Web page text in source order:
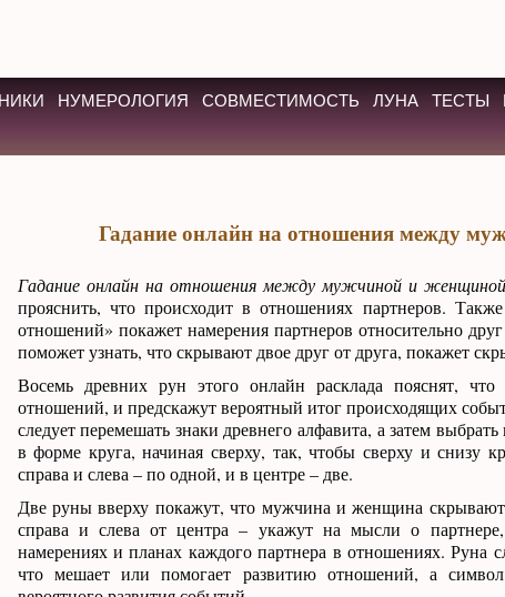
НУМЕРОЛОГИЯ СОВМЕСТИМОСТЬ ЛУНА ТЕСТЫ
Гадание онлайн на отношения между
Гадание онлайн на отношения между мужчиной и женщиной
прояснить, что происходит в отношениях партнеров.
отношений» покажет намерения партнеров относительно
поможет узнать, что скрывают двое друг от друга, покажет
Восемь древних рун этого онлайн расклада пояснят,
отношений, и предскажут вероятный итог происходящих
следует перемешать знаки древнего алфавита, а затем
в форме круга, начиная сверху, так, чтобы сверху и снизу
справа и слева – по одной, и в центре – две.
Две руны вверху покажут, что мужчина и женщина
справа и слева от центра – укажут на мысли о
намерениях и планах каждого партнера в отношениях. Руна
что мешает или помогает развитию отношений, а